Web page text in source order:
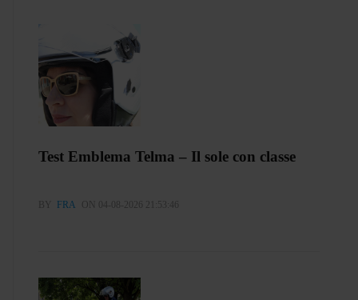
Test Emblema Telma – Il sole con classe
BY FRA ON 04-08-2026 21:53:46